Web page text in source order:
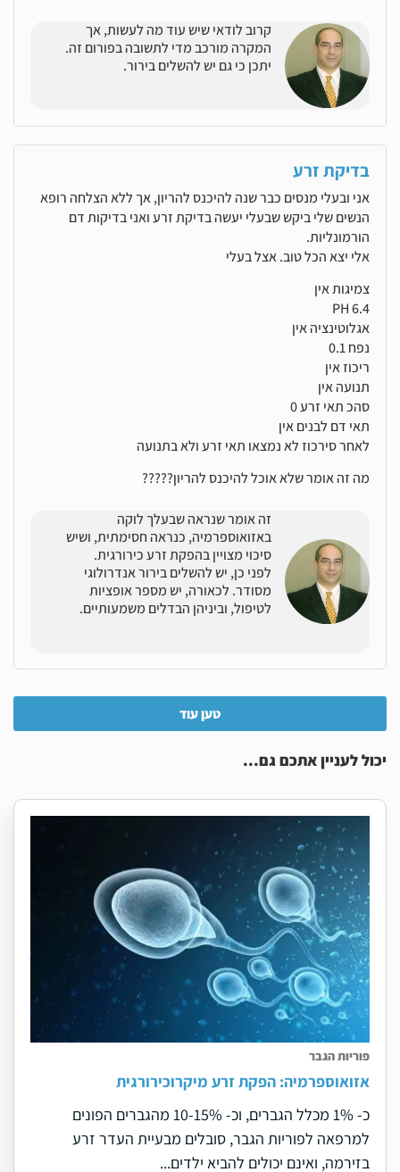
קרוב לודאי שיש עוד מה לעשות, אך
המקרה מורכב מדי לתשובה בפורום זה.
יתכן כי גם יש להשלים בירור.
בדיקת זרע
אני ובעלי מנסים כבר שנה להיכנס להריון, אך ללא הצלחה רופא
הנשים שלי ביקש שבעלי יעשה בדיקת זרע ואני בדיקות דם
הורמונליות.
אלי יצא הכל טוב. אצל בעלי
צמיגות אין
PH 6.4
אגלוטינציה אין
נפח 0.1
ריכוז אין
תנועה אין
סהכ תאי זרע 0
תאי דם לבנים אין
לאחר סירכוז לא נמצאו תאי זרע ולא בתנועה
מה זה אומר שלא אוכל להיכנס להריון?????
זה אומר שנראה שבעלך לוקה
באזואוספרמיה, כנראה חסימתית, ושיש
סיכוי מצויין בהפקת זרע כירורגית.
לפני כן, יש להשלים בירור אנדרולוגי
מסודר. לכאורה, יש מספר אופציות
לטיפול, וביניהן הבדלים משמעותיים.
טען עוד
יכול לעניין אתכם גם...
פוריות הגבר
אזואוספרמיה: הפקת זרע מיקרוכירורגית
כ- 1% מכלל הגברים, וכ- 10-15% מהגברים הפונים
למרפאה לפוריות הגבר, סובלים מבעיית העדר זרע
בזירמה, ואינם יכולים להביא ילדים...